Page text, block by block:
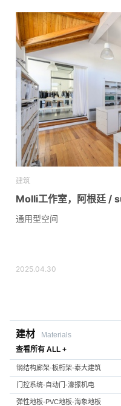
建筑
Molli工作室，阿根廷
通用型空间
2025.04.30
建材
Materials
查看所有 ALL +
钢结构廊架-板桁架-泰大建筑
门控系统-自动门-濠振机电
弹性地板-PVC地板-海象地板